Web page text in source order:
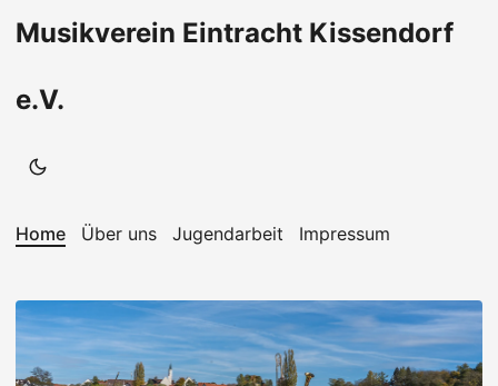
Musikverein Eintracht Kissendorf
e.V.
Home Über uns Jugendarbeit Impressum